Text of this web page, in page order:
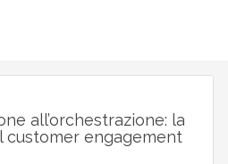
all’orchestrazione: la
customer engagement